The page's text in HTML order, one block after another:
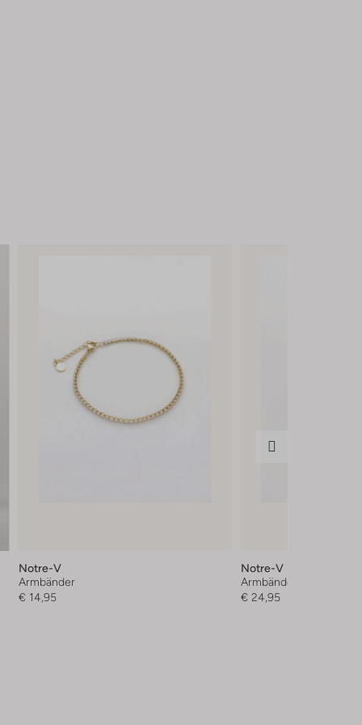
Notre-V
Armbänder
€ 14,95
Notre-V
Armbänder
€ 24,95